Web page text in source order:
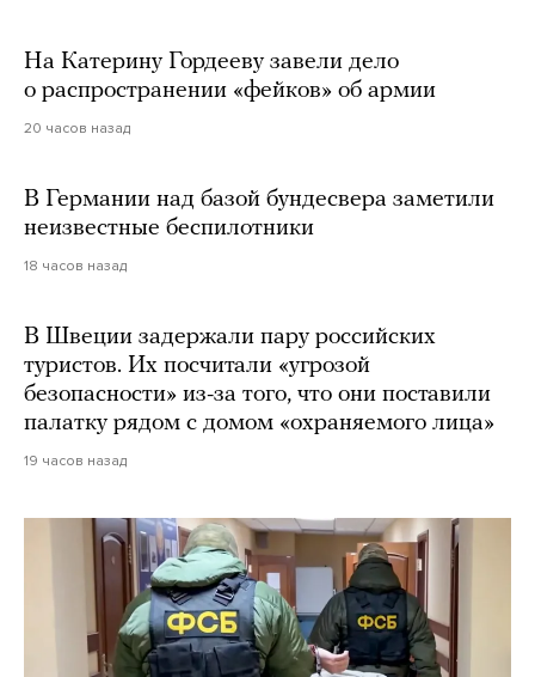
На Катерину Гордееву завели дело
о распространении «фейков» об армии
20 часов назад
В Германии над базой бундесвера заметили
неизвестные беспилотники
18 часов назад
В Швеции задержали пару российских
туристов. Их посчитали «угрозой
безопасности» из-за того, что они поставили
палатку рядом с домом «охраняемого лица»
19 часов назад